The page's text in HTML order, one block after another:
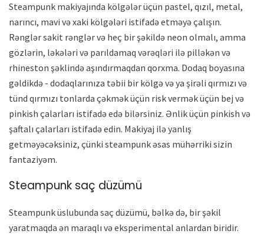
Steampunk makiyajında ​​kölgələr üçün pastel, qızıl, metal,
narıncı, mavi və xaki kölgələri istifadə etməyə çalışın.
Rənglər sakit rənglər və heç bir şəkildə neon olmalı, amma
gözlərin, ləkələri və parıldamaq vərəqləri ilə pilləkən və
rhineston şəklində aşındırmaqdan qorxma. Dodaq boyasına
gəldikdə - dodaqlarınıza təbii bir kölgə və ya şirəli qırmızı və
tünd qırmızı tonlarda çəkmək üçün risk vermək üçün bej və
pinkish çalarları istifadə edə bilərsiniz. Ənlik üçün pinkish və
şaftalı çalarları istifadə edin. Makiyaj ilə yanlış
getməyəcəksiniz, çünki steampunk əsas mühərriki sizin
fantaziyəm.
Steampunk saç düzümü
Steampunk üslubunda saç düzümü, bəlkə də, bir şəkil
yaratmaqda ən maraqlı və eksperimental anlardan biridir.